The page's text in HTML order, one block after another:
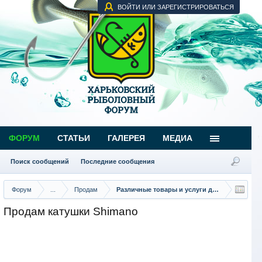
ВОЙТИ ИЛИ ЗАРЕГИСТРИРОВАТЬСЯ
Форум Продам Различные товары и услуги для рыбаков
Продам катушки Shimano
ФОРУМ
Поиск сообщений Последние сообщения
СТАТЬИ ГАЛЕРЕЯ МЕДИА